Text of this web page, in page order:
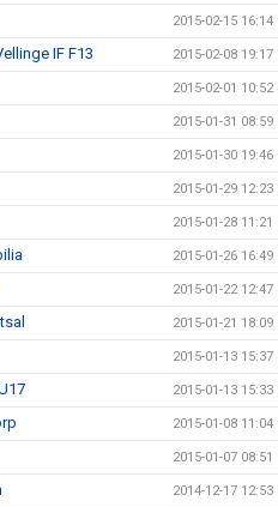
2015-02-15 16:14
IF F13 2015-02-08 19:17
2015-02-01 10:52
2015-01-31 08:59
2015-01-30 19:46
2015-01-29 12:23
2015-01-28 11:21
2015-01-26 16:49
2015-01-22 12:47
2015-01-21 18:09
2015-01-13 15:37
2015-01-13 15:33
2015-01-08 11:04
2015-01-07 08:51
2014-12-17 12:53